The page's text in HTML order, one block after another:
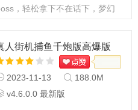
，轻松拿下不在话下，梦幻
人街机捕鱼千炮版高爆版
2023-11-13
188.0M
v4.6.0.0 最新版